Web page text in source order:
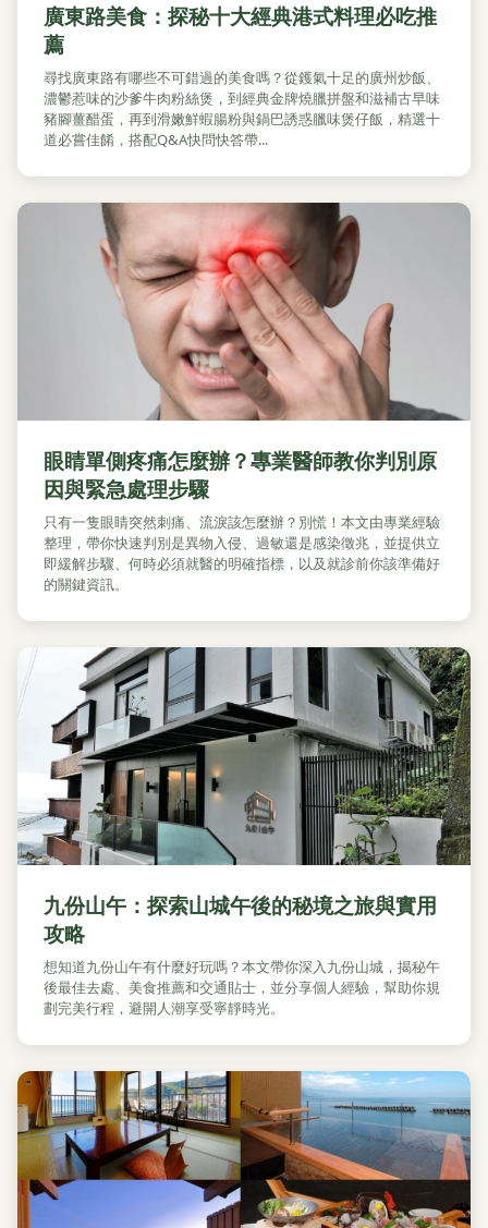
廣東路美食：探秘十大經典港式料理必吃推
薦
尋找廣東路有哪些不可錯過的美食嗎？從鑊氣十足的廣州炒飯、
濃鬱惹味的沙爹牛肉粉絲煲，到經典金牌燒臘拼盤和滋補古早味
豬腳薑醋蛋，再到滑嫩鮮蝦腸粉與鍋巴誘惑臘味煲仔飯，精選十
道必嘗佳餚，搭配Q&A快問快答帶...
眼睛單側疼痛怎麼辦？專業醫師教你判別原
因與緊急處理步驟
只有一隻眼睛突然刺痛、流淚該怎麼辦？別慌！本文由專業經驗
整理，帶你快速判別是異物入侵、過敏還是感染徵兆，並提供立
即緩解步驟、何時必須就醫的明確指標，以及就診前你該準備好
的關鍵資訊。
九份山午：探索山城午後的秘境之旅與實用
攻略
想知道九份山午有什麼好玩嗎？本文帶你深入九份山城，揭秘午
後最佳去處、美食推薦和交通貼士，並分享個人經驗，幫助你規
劃完美行程，避開人潮享受寧靜時光。